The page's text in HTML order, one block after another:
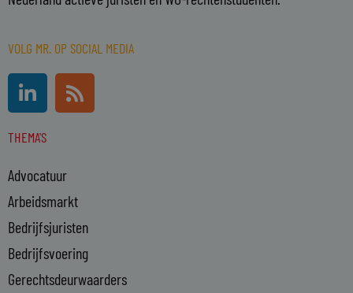
VOLG MR. OP SOCIAL MEDIA
L
i
n
k
d
i
n
-
i
n
R
s
s
THEMA'S
Advocatuur
Arbeidsmarkt
Bedrijfsjuristen
Bedrijfsvoering
Gerechtsdeurwaarders